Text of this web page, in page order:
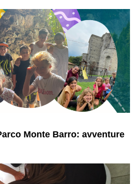
Monte Barro: avventure